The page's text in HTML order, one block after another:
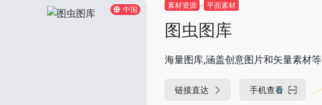
中国 素材资源 平面素材
图虫图库
海量图库,涵盖创意图片和矢量素材等
链接直达 手机查看